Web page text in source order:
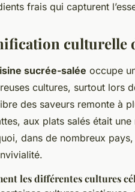
frais qui capturent
culturelle
sucrée-salée occupe
cultures, surtout lors
des saveurs remonte à
aux plats salés était
dans de nombreux
les différentes cultures